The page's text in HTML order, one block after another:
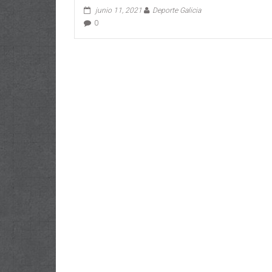
junio 11, 2021
Deporte Galicia
0